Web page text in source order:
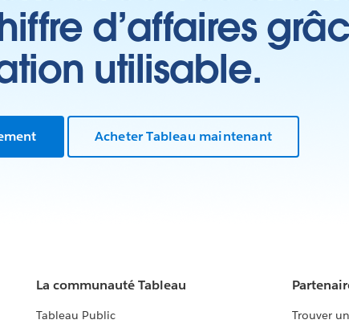
d’affaires
utilisable.
Acheter Tableau maintenant
La communauté Tableau
Tableau Public
Trouver